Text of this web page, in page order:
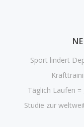
Sport lindert
Täglich Laufen
Studie zur